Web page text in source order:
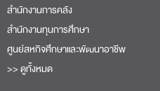
สำนักงานการคลัง
สำนักงานทุนการศึกษา
ศูนย์สหกิจศึกษาและพัฒนาอาชีพ
>> ดูทั้งหมด